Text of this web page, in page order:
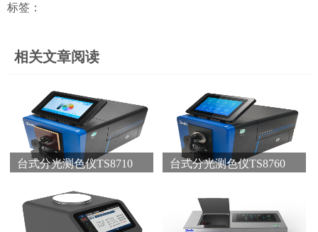
标签：
相关文章阅读
台式分光测色仪TS8710 台式分光测色仪TS8760